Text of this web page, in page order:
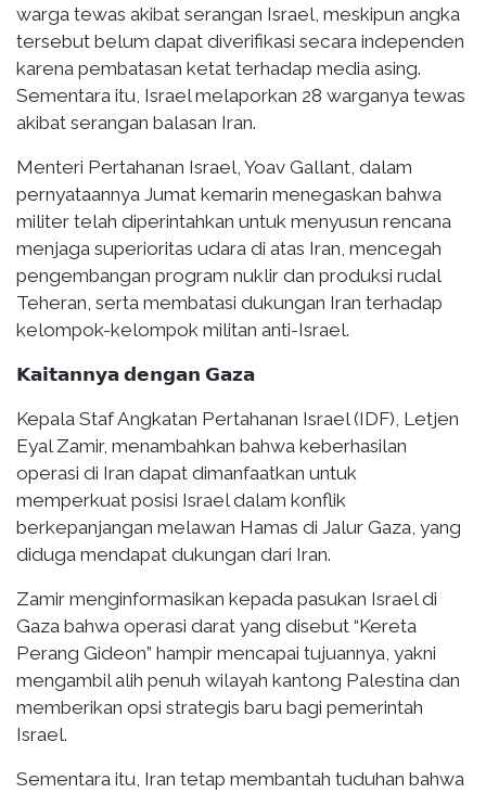
warga tewas akibat serangan Israel, meskipun angka
tersebut belum dapat diverifikasi secara independen
karena pembatasan ketat terhadap media asing.
Sementara itu, Israel melaporkan 28 warganya tewas
akibat serangan balasan Iran.
Menteri Pertahanan Israel, Yoav Gallant, dalam
pernyataannya Jumat kemarin menegaskan bahwa
militer telah diperintahkan untuk menyusun rencana
menjaga superioritas udara di atas Iran, mencegah
pengembangan program nuklir dan produksi rudal
Teheran, serta membatasi dukungan Iran terhadap
kelompok-kelompok militan anti-Israel.
𝗞𝗮𝗶𝘁𝗮𝗻𝗻𝘆𝗮 𝗱𝗲𝗻𝗴𝗮𝗻 𝗚𝗮𝘇𝗮
Kepala Staf Angkatan Pertahanan Israel (IDF), Letjen
Eyal Zamir, menambahkan bahwa keberhasilan
operasi di Iran dapat dimanfaatkan untuk
memperkuat posisi Israel dalam konflik
berkepanjangan melawan Hamas di Jalur Gaza, yang
diduga mendapat dukungan dari Iran.
Zamir menginformasikan kepada pasukan Israel di
Gaza bahwa operasi darat yang disebut “Kereta
Perang Gideon” hampir mencapai tujuannya, yakni
mengambil alih penuh wilayah kantong Palestina dan
memberikan opsi strategis baru bagi pemerintah
Israel.
Sementara itu, Iran tetap membantah tuduhan bahwa